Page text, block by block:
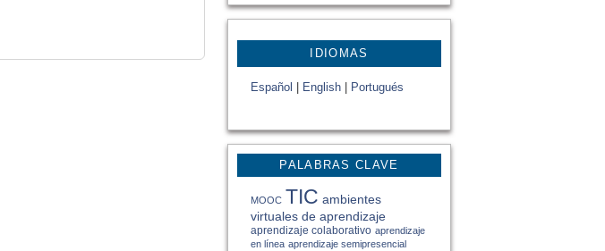
IDIOMAS
Español English Portugués
PALABRAS CLAVE
MOOC TIC ambientes
virtuales de aprendizaje
aprendizaje colaborativo aprendizaje
en línea aprendizaje semipresencial